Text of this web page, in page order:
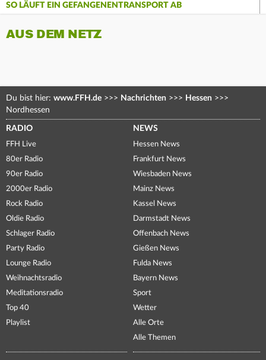
SO LÄUFT EIN GEFANGENENTRANSPORT AB
AUS DEM NETZ
Du bist hier: www.FFH.de >>> Nachrichten >>> Hessen >>>
Nordhessen
RADIO
FFH Live
80er Radio
90er Radio
2000er Radio
Rock Radio
Oldie Radio
Schlager Radio
Party Radio
Lounge Radio
Weihnachtsradio
Meditationsradio
Top 40
Playlist
NEWS
Hessen News
Frankfurt News
Wiesbaden News
Mainz News
Kassel News
Darmstadt News
Offenbach News
Gießen News
Fulda News
Bayern News
Sport
Wetter
Alle Orte
Alle Themen